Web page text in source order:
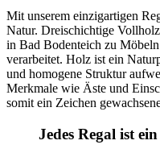
Mit unserem einzigartigen
Natur. Dreischichtige
in Bad Bodenteich zu
verarbeitet. Holz ist ein
und homogene Struktur
Merkmale wie Äste und
somit ein Zeichen
Jedes Regal ist